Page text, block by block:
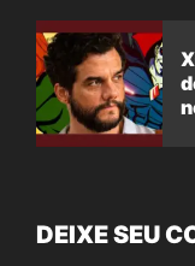
DEIXE SEU